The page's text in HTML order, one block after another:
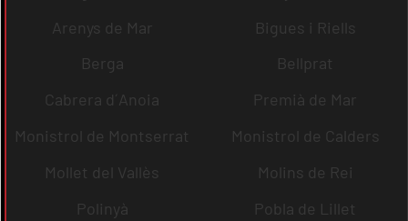
Arenys de Mar
Bigues i Riells
Berga
Bellprat
Cabrera d´Anoia
Premià de Mar
Monistrol de Montserrat
Monistrol de Calders
Mollet del Vallès
Molins de Rei
Polinyà
Pobla de Lillet